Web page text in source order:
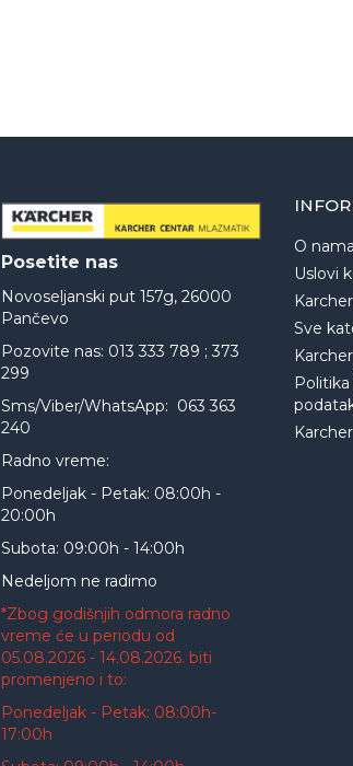
Posetite nas
Novoseljanski put 157g, 26000
Pančevo
Pozovite nas: 013 333 789 ; 373
299
Sms/Viber/WhatsApp: 063 363
240
Radno vreme:
Ponedeljak - Petak: 08:00h -
20:00h
Subota: 09:00h - 14:00h
Nedeljom ne radimo
*Zbog godišnjih odmora radno
vreme će u periodu od
05.08.2026 - 14.08.2026. biti
promenjeno i to:
Ponedeljak - Petak: 08:00h-
17:00h
O nama
Uslovi
Sve